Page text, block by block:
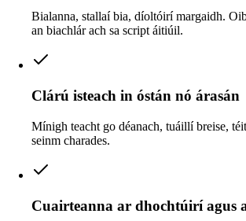
Bialanna, stallaí bia, díoltóirí margaidh.
an biachlár ach sa script áitiúil.
Clárú isteach in óstán nó árasán
Mínigh teacht go déanach, tuáillí breise,
seinm charades.
Cuairteanna ar dhochtúirí agus